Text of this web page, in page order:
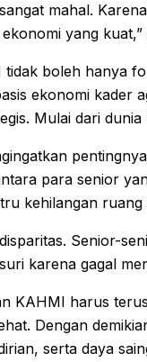
mahal.
yang
boleh hanya
ekonomi kader
Mulai dari
para senior
kehilangan
Senior-
karena gagal
KAHMI harus
Dengan
serta daya